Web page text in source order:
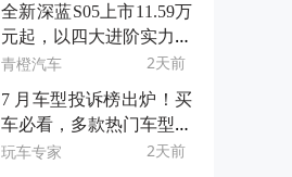
全新深蓝S05上市11.59万
元起，以四大进阶实力重
树15万级SUV价值标杆
青橙汽车 2天前
7 月车型投诉榜出炉！买
车必看，多款热门车型上
榜
玩车专家 2天前